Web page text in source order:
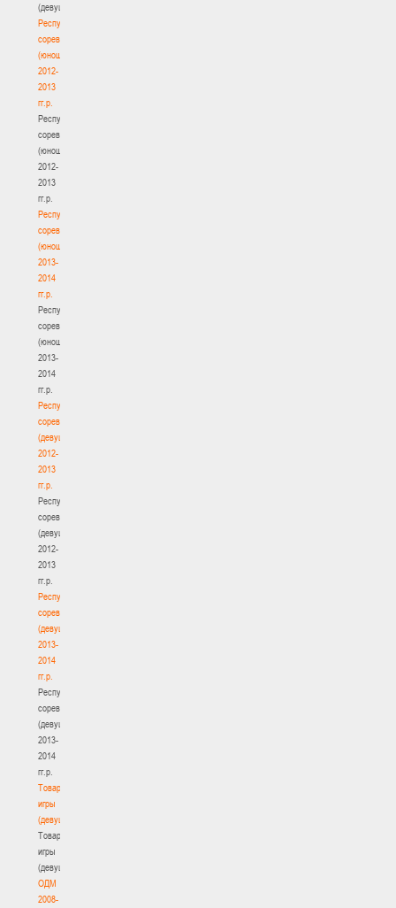
(девушки)
Республиканские
соревнования
(юноши)
2012-
2013
гг.р.
Республиканские
соревнования
(юноши)
2012-
2013
гг.р.
Республиканские
соревнования
(юноши)
2013-
2014
гг.р.
Республиканские
соревнования
(юноши)
2013-
2014
гг.р.
Республиканские
соревнования
(девушки)
2012-
2013
гг.р.
Республиканские
соревнования
(девушки)
2012-
2013
гг.р.
Республиканские
соревнования
(девушки)
2013-
2014
гг.р.
Республиканские
соревнования
(девушки)
2013-
2014
гг.р.
Товарищеские
игры
(девушки)
Товарищеские
игры
(девушки)
ОДМ
2008-